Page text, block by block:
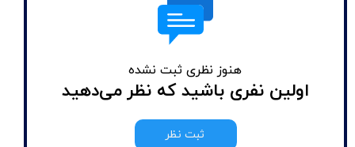
هنوز نظری ثبت نشده
اولین نفری باشید که نظر می‌دهید
ثبت نظر